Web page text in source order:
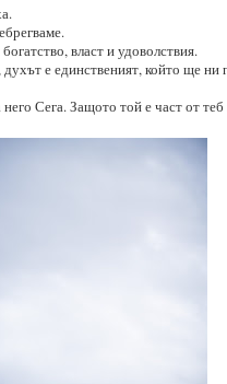
власт и удоволствия.
е единственият, който ще ни
Сега. Защото той е част от